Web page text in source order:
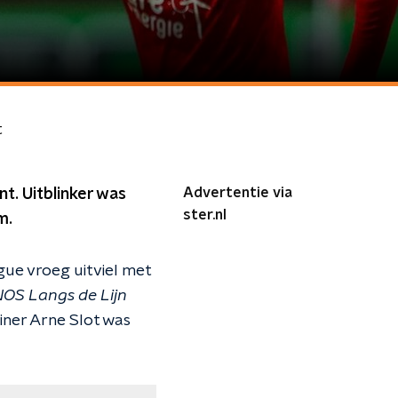
Uitblinker was
vroeg uitviel met
Langs de Lijn
Arne Slot was
Advertentie via
ster.nl